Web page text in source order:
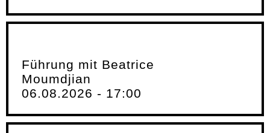
Führung mit Beatrice
Moumdjian
06.08.2026 - 17:00